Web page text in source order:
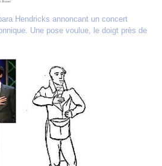
Hendricks annoncant un concert
Une pose voulue, le doigt près de